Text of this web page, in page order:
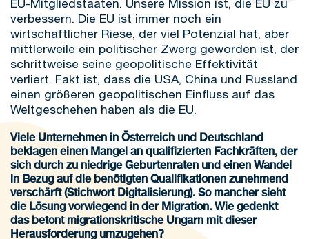
verbessern. Die EU ist immer noch ein
wirtschaftlicher Riese, der viel Potenzial hat, aber
mittlerweile ein politischer Zwerg geworden ist, der
schrittweise seine geopolitische Effektivität
verliert. Fakt ist, dass die USA, China und Russland
einen größeren geopolitischen Einfluss auf das
Weltgeschehen haben als die EU.
Viele Unternehmen in Österreich und Deutschland
beklagen einen Mangel an qualifizierten Fachkräften, der
sich durch zu niedrige Geburtenraten und einen Wandel
in Bezug auf die benötigten Qualifikationen zunehmend
verschärft (Stichwort Digitalisierung). So mancher sieht
die Lösung vorwiegend in der Migration. Wie gedenkt
das betont migrationskritische Ungarn mit dieser
Herausforderung umzugehen?